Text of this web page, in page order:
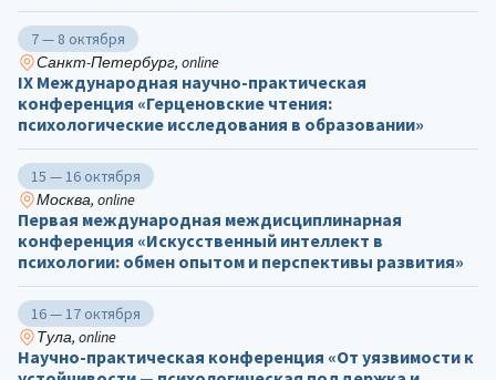
7 — 8 октября
Санкт-Петербург, online
IX Международная научно-практическая
конференция «Герценовские чтения:
психологические исследования в образовании»
15 — 16 октября
Москва, online
Первая международная междисциплинарная
конференция «Искусственный интеллект в
психологии: обмен опытом и перспективы развития»
16 — 17 октября
Тула, online
Научно-практическая конференция «От уязвимости к